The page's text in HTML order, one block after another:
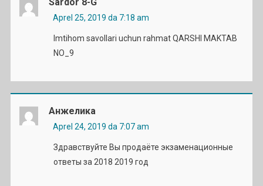
Aprel 25, 2019 da 7:18 am
Imtihom savollari uchun rahmat QARSHI MAKTAB
NO_9
Анжелика
Aprel 24, 2019 da 7:07 am
Здравствуйте Вы продаёте экзаменационные
ответы за 2018 2019 год